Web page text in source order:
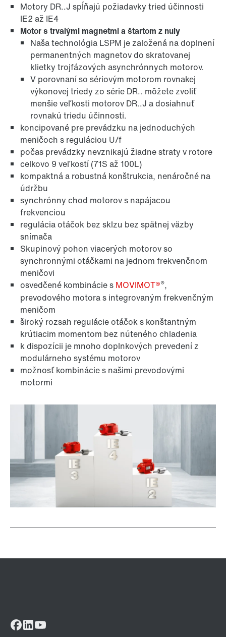
Brzdy a ovládanie bŕzd
Povrchová a antikorózna ochrana
Darca
Other additional features
Motory DR..J spĺňajú požiadavky tried účinnosti
IE2 až IE4
Motor s trvalými magnetmi a štartom z nuly
Naša technológia LSPM je založená na doplnení
permanentných magnetov do skratovanej
klietky trojfázových asynchrónnych motorov.
V porovnaní so sériovým motorom rovnakej
výkonovej triedy zo série DR.. môžete zvoliť
menšie veľkosti motorov DR..J a dosiahnuť
rovnakú triedu účinnosti.
koncipované pre prevádzku na jednoduchých
meničoch s reguláciou U/f
počas prevádzky nevznikajú žiadne straty v rotore
celkovo 9 veľkostí (71S až 100L)
kompaktná a robustná konštrukcia, nenáročné na
údržbu
synchrónny chod motorov s napájacou
frekvenciou
regulácia otáčok bez sklzu bez spätnej väzby
snímača
Skupinový pohon viacerých motorov so
synchronnými otáčkami na jednom frekvenčnom
meničovi
osvedčené kombinácie s MOVIMOT®®,
prevodového motora s integrovaným frekvenčným
meničom
široký rozsah regulácie otáčok s konštantným
krútiacim momentom bez núteného chladenia
k dispozícii je mnoho doplnkových prevedení z
modulárneho systému motorov
možnosť kombinácie s našimi prevodovými
motormi